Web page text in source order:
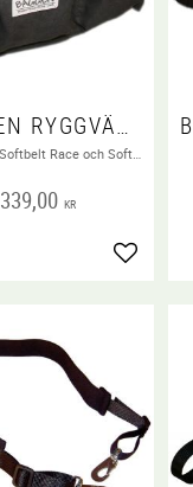
BAGGEN RYGGVÄSKA MED DRYCKESHÅLLARE
339,00 KR
Lägg till